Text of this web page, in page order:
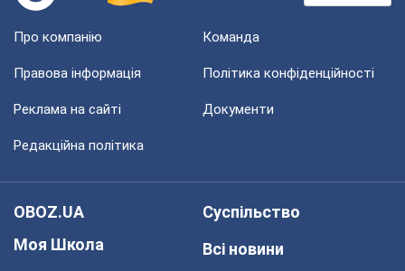
Про компанію Команда
Правова інформація Політика конфіденційності
Реклама на сайті Документи
Редакційна політика
OBOZ.UA
Моя Школа
Суспільство
Всі новини